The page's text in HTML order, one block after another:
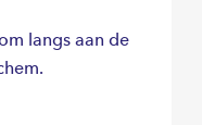
langs aan de